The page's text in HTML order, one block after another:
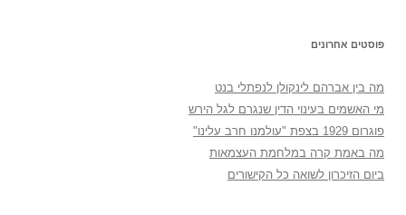
פוסטים אחרונים
מה בין אברהם לינקולן לנפתלי בנט
מי האשמים בעינוי הדין שנגרם לגל הירש
פוגרום 1929 בצפת "עולמנו חרב עלינו"
מה באמת קרה במלחמת העצמאות
ביום הזיכרון לשואה כל הקישורים